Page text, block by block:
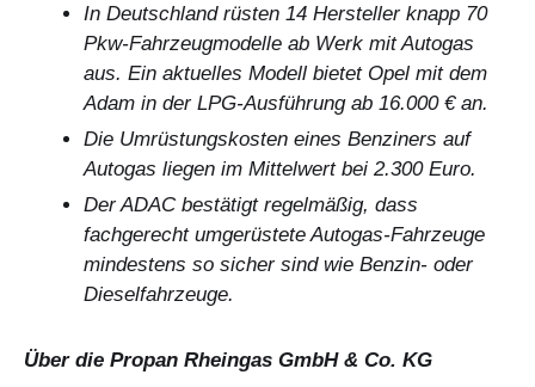
In Deutschland rüsten 14 Hersteller knapp 70
Pkw-Fahrzeugmodelle ab Werk mit Autogas
aus. Ein aktuelles Modell bietet Opel mit dem
Adam in der LPG-Ausführung ab 16.000 € an.
Die Umrüstungskosten eines Benziners auf
Autogas liegen im Mittelwert bei 2.300 Euro.
Der ADAC bestätigt regelmäßig, dass
fachgerecht umgerüstete Autogas-Fahrzeuge
mindestens so sicher sind wie Benzin- oder
Dieselfahrzeuge.
Über die Propan Rheingas GmbH & Co. KG